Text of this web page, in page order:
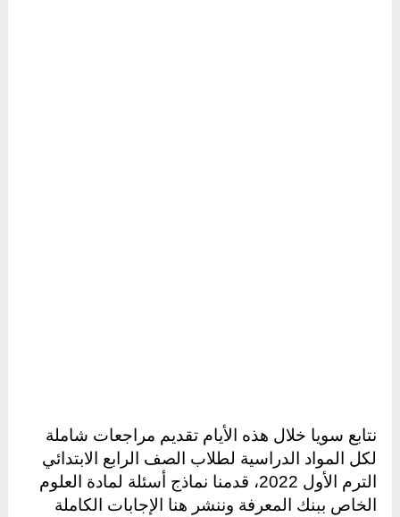
نتابع سويا خلال هذه الأيام تقديم مراجعات شاملة
لكل المواد الدراسية لطلاب الصف الرابع الابتدائي
الترم الأول 2022، قدمنا نماذج أسئلة لمادة العلوم
الخاص ببنك المعرفة وننشر هنا الإجابات الكاملة